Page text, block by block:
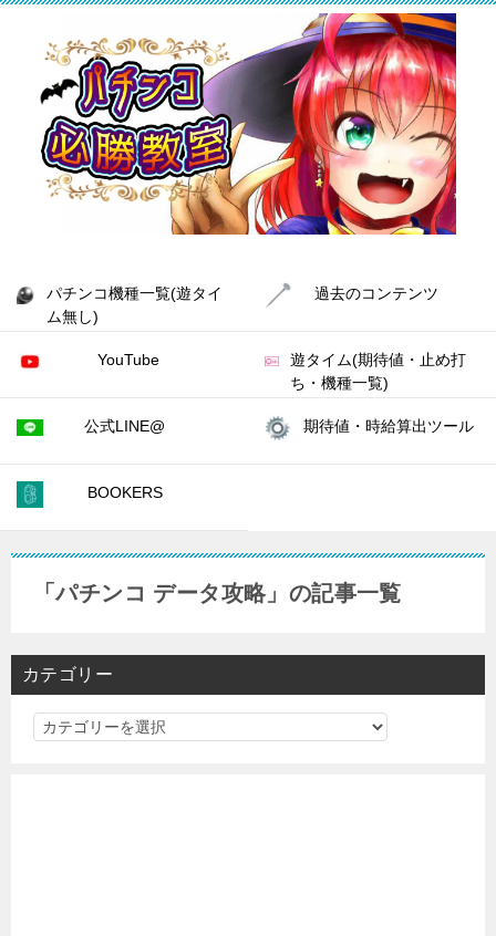
パチンコ機種一覧(遊タイ
ム無し)
過去のコンテンツ
YouTube
遊タイム(期待値・止め打
ち・機種一覧)
公式LINE@ 期待値・時給算出ツール
BOOKERS
「パチンコ データ攻略」の記事一覧
カテゴリー
カ